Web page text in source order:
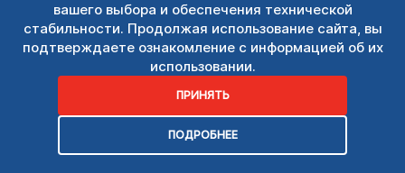
вашего выбора и обеспечения технической
стабильности. Продолжая использование сайта, вы
подтверждаете ознакомление с информацией об их
использовании.
ПРИНЯТЬ
ПОДРОБНЕЕ